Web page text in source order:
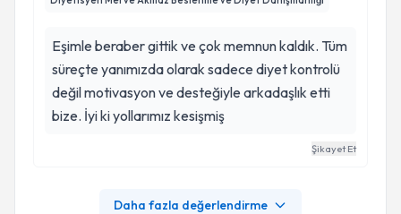
Eşimle beraber gittik ve çok memnun kaldık. Tüm
süreçte yanımızda olarak sadece diyet kontrolü
değil motivasyon ve desteğiyle arkadaşlık etti
bize. İyi ki yollarımız kesişmiş
Şikayet Et
Daha fazla değerlendirme